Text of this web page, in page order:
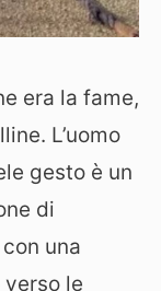
era la fame,
L’uomo
gesto è un
di
una
le